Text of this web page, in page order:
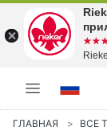
ГЛАВНАЯ ВСЕ